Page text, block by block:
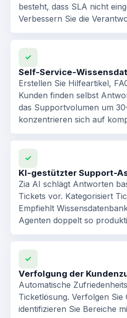
besteht, dass SLA nicht
Verbessern Sie die
✓
Self-Service-
Erstellen Sie Hilfeartikel,
Kunden finden selbst
das Supportvolumen um
konzentrieren sich auf
✓
KI-gestützter Support-
Zia AI schlägt Antworten
Tickets vor. Kategorisiert
Empfiehlt
Agenten doppelt so
✓
Verfolgung der
Automatische
Ticketlösung. Verfolgen Sie
identifizieren Sie Bereiche